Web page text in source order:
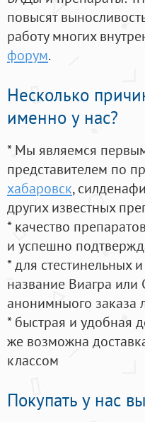
повысят
работу многих
форум.
Несколько
именно у нас?
* Мы являемся
представителем по
хабаровск,
других известных
* качество
и успешно
* для стестинельных
название Виагра или
анонимныого заказа
* быстрая и удобная
же возможна
классом
Покупать у нас